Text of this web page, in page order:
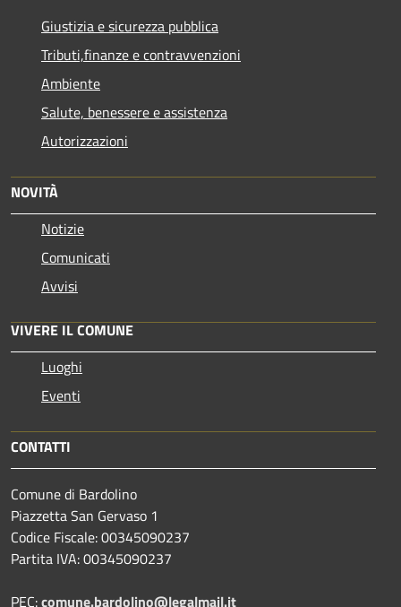
Giustizia e sicurezza pubblica
Tributi,finanze e contravvenzioni
Ambiente
Salute, benessere e assistenza
Autorizzazioni
NOVITÀ
Notizie
Comunicati
Avvisi
VIVERE IL COMUNE
Luoghi
Eventi
CONTATTI
Comune di Bardolino
Piazzetta San Gervaso 1
Codice Fiscale: 00345090237
Partita IVA: 00345090237
PEC:comune.bardolino@legalmail.it